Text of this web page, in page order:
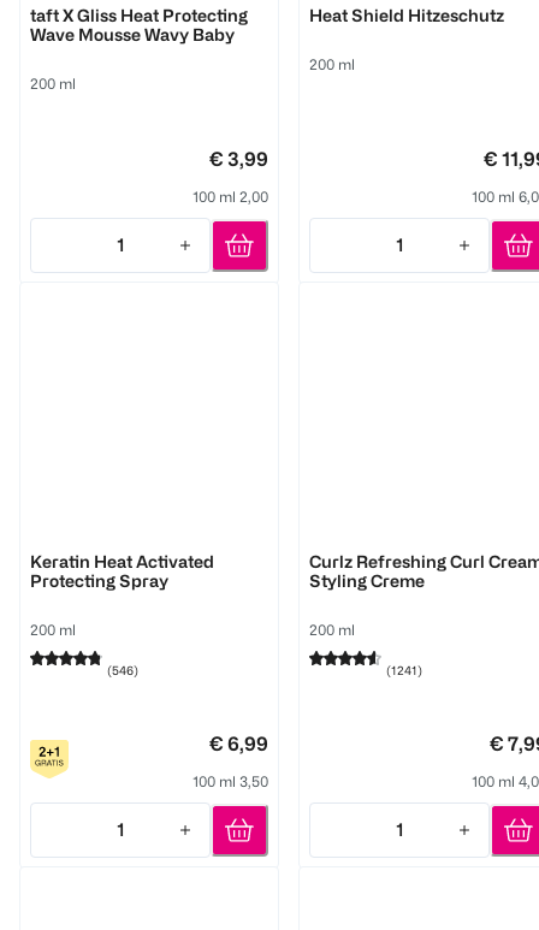
taft X Gliss Heat Protecting
Wave Mousse Wavy Baby
200 ml
€ 3,99
100 ml 2,00
1
Quantity: 1
Heat Shield Hitzeschutz
200 ml
€
100 ml
1
Quantity: 1
Keratin Heat Activated
Protecting Spray
200 ml
(546)
€ 6,99
100 ml 3,50
1
Quantity: 1
Curlz Refreshing Curl
Styling Creme
200 ml
(1241)
€
100 ml
1
Quantity: 1